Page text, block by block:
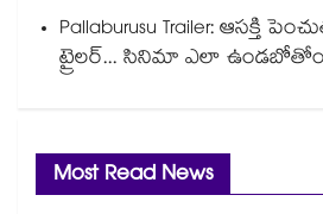
Pallaburusu Trailer: ఆసక్తి
ట్రైలర్... సినిమా ఎలా
Most Read News